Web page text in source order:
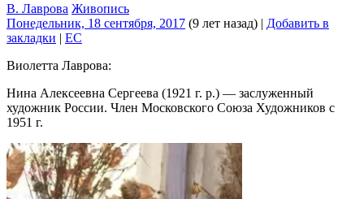
В. Лаврова Живопись
Понедельник, 18 сентября, 2017 (9 лет назад) | Добавить в
закладки | EC
Виолетта Лаврова:
Нина Алексеевна Сергеева (1921 г. р.) — заслуженный
художник России. Член Московского Союза Художников с
1951 г.